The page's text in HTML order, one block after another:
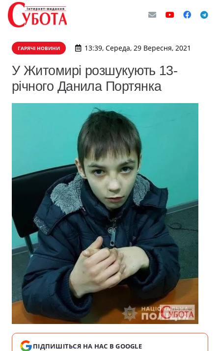
ГАРЯЧІ НОВИНИ 13:39, Середа, 29 Вересня, 2021
У Житомирі розшукують 13-
річного Данила Портянка
ПІДПИШІТЬСЯ НА НАС В GOOGLE